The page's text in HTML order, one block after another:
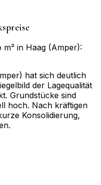
in Haag (Amper):
hat sich deutlich
der Lagequalität
Grundstücke sind
hoch. Nach kräftigen
Konsolidierung,